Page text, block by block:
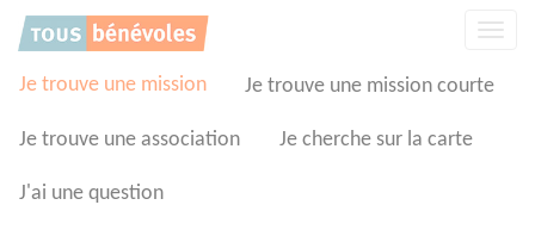
Je trouve une mission Je trouve une mission courte
Je trouve une association Je cherche sur la carte
J'ai une question
Panneau de gestion des cookies